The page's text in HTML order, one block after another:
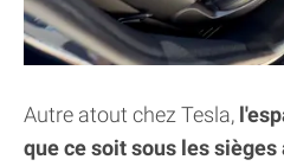
Autre atout chez Tesla,
que ce soit sous les